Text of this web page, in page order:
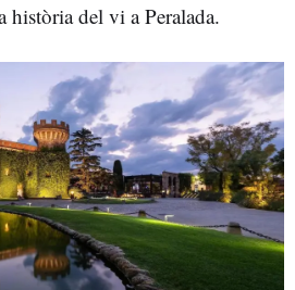
història del vi a Peralada.